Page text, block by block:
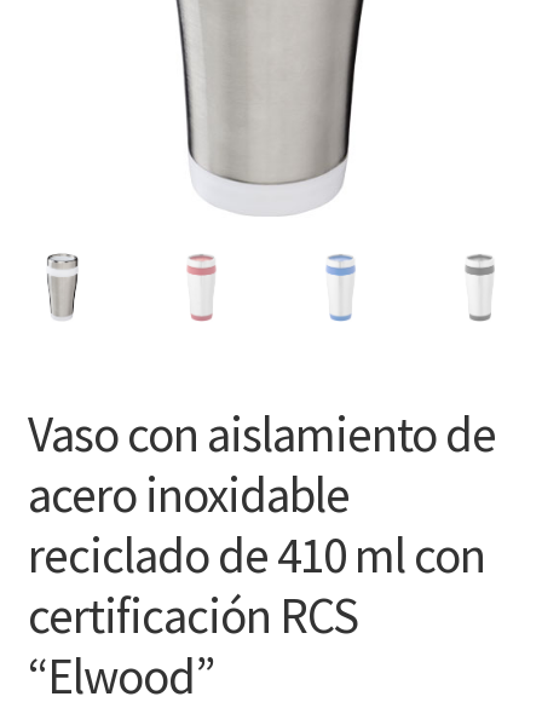
Vaso con aislamiento de
acero inoxidable
reciclado de 410 ml con
certificación RCS
“Elwood”